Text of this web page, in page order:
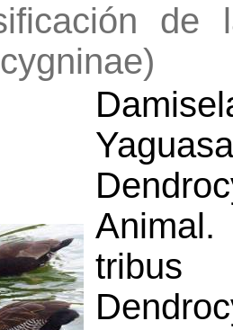
de
Animal.